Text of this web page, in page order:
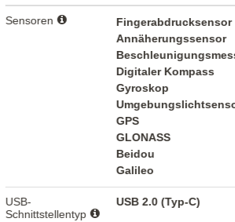
Sensoren
Fingerabdrucksensor
Annäherungssensor
Digitaler Kompass
Gyroskop
GPS
GLONASS
Beidou
Galileo
USB-
Schnittstellentyp
USB 2.0 (Typ-C)